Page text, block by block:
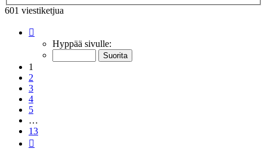
601 viestiketjua
13 Hyppää sivulle:
1
2
3
4
5
…
13